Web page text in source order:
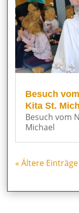
Besuch
Kita St.
Besuch vom
Michael
« Ältere Einträge